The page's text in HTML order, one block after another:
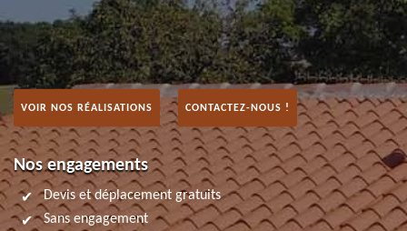
VOIR NOS RÉALISATIONS CONTACTEZ-NOUS !
Nos engagements
Devis et déplacement gratuits
Sans engagement